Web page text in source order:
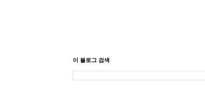
이 블로그 검색